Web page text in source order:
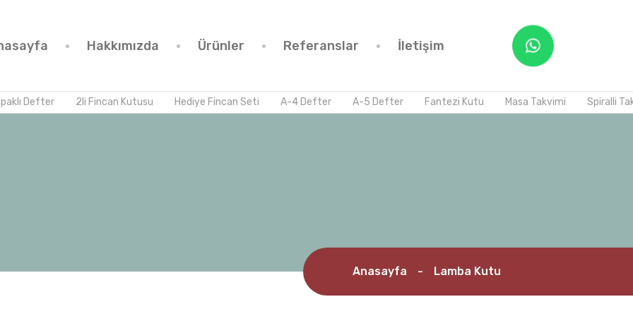
Hakkımızda Ürünler Referanslar İletişim
Defter 2li Fincan Kutusu Hediye Fincan Seti A-4 Defter A-5 Defter Fantezi Kutu Masa Takvimi Spiralli Takvim
Anasayfa - Lamba Kutu